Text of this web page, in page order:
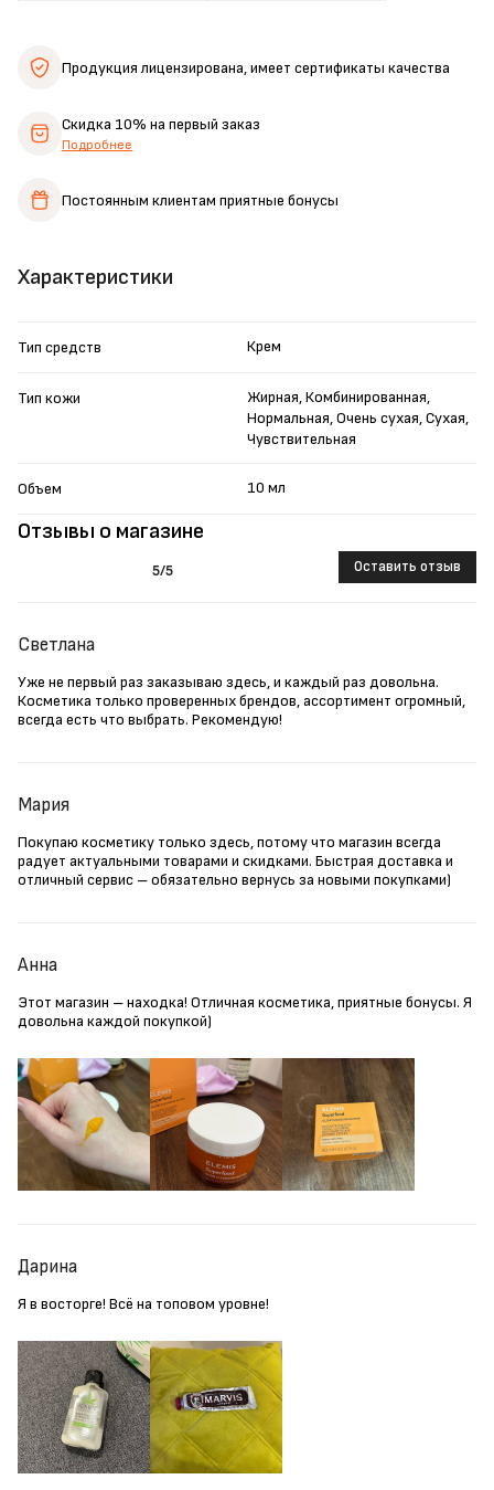
Отзывы о магазине
5/5 Оставить отзыв
Светлана
Уже не первый раз заказываю здесь, и каждый раз довольна.
Косметика только проверенных брендов, ассортимент огромный,
всегда есть что выбрать. Рекомендую!
Мария
Покупаю косметику только здесь, потому что магазин всегда
радует актуальными товарами и скидками. Быстрая доставка и
отличный сервис – обязательно вернусь за новыми покупками)
Анна
Этот магазин – находка! Отличная косметика, приятные бонусы. Я
довольна каждой покупкой)
Дарина
Я в восторге! Всё на топовом уровне!
Характеристики
Тип средств Крем
Тип кожи
Жирная, Комбинированная,
Нормальная, Очень сухая, Сухая,
Чувствительная
Объем 10 мл
Продукция лицензирована,имеет сертификаты качества
Скидка 10% на первый заказ
Подробнее
Постоянным клиентам приятные бонусы